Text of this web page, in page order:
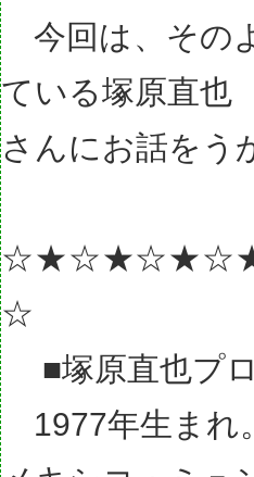
今回は、その
ている塚原直也
さんにお話をう
☆
■塚原直也プ
1977年生まれ。